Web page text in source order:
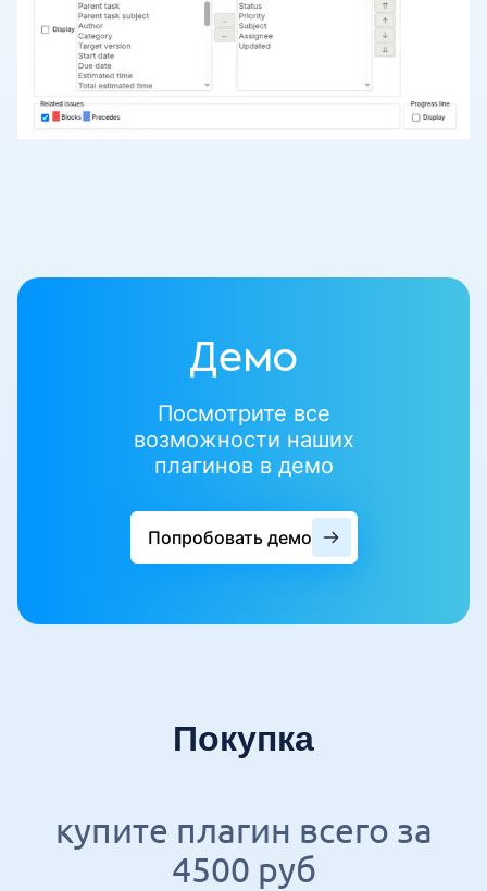
Демо
Посмотрите все
возможности наших
плагинов в демо
Попробовать демо
Покупка
купите плагин всего за
4500 руб